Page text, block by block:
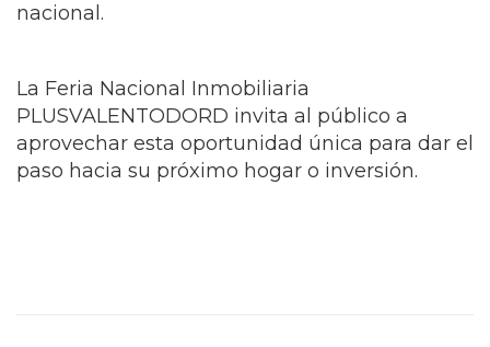
nacional.
La Feria Nacional Inmobiliaria
PLUSVALENTODORD invita al público a
aprovechar esta oportunidad única para dar el
paso hacia su próximo hogar o inversión.